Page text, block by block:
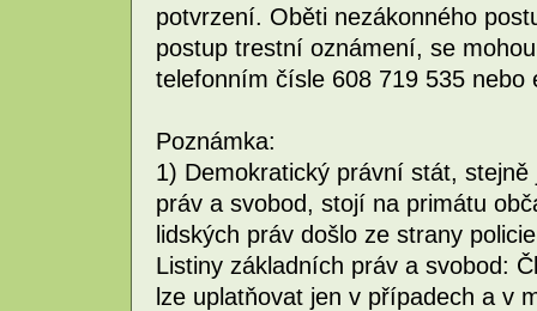
potvrzení. Oběti nezákonného
postup trestní oznámení, se
telefonním čísle 608 719 535 nebo
Poznámka:
1) Demokratický právní stát,
práv a svobod, stojí na primátu
lidských práv došlo ze strany
Listiny základních práv a svobod:
lze uplatňovat jen v případech a v